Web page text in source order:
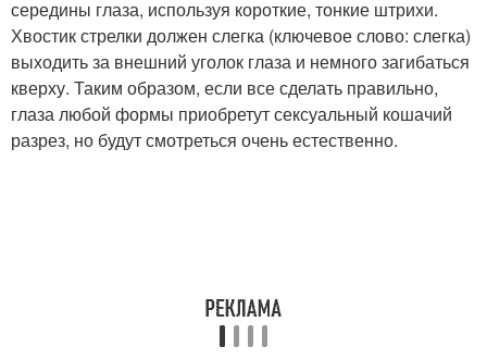
середины глаза, используя короткие, тонкие штрихи.
Хвостик стрелки должен слегка (ключевое слово: слегка)
выходить за внешний уголок глаза и немного загибаться
кверху. Таким образом, если все сделать правильно,
глаза любой формы приобретут сексуальный кошачий
разрез, но будут смотреться очень естественно.